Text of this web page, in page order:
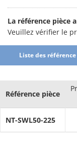
La référence pièce
Veuillez vérifier le
Liste des
Référence pièce
NT-SWL50-225